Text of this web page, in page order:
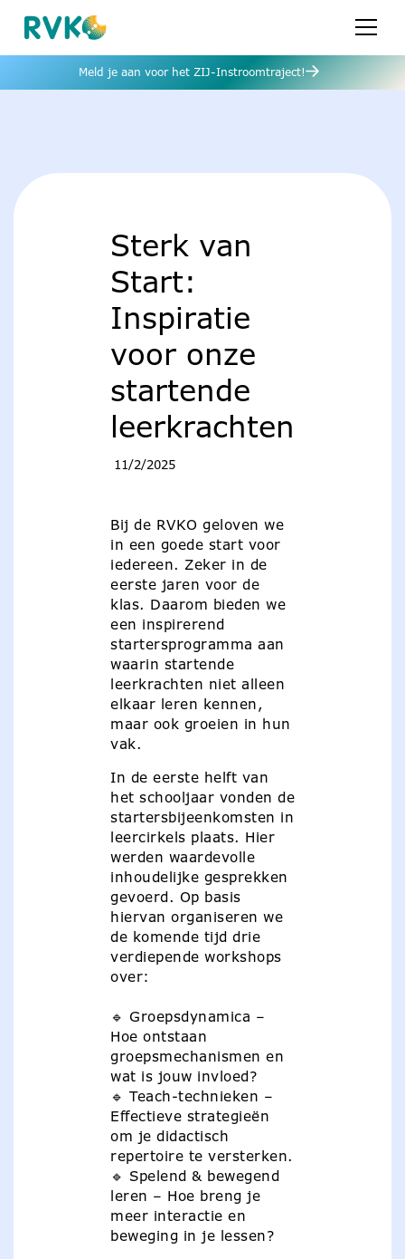
Meld je aan voor het ZIJ-Instroomtraject!
Sterk van
Start:
Inspiratie
voor onze
startende
leerkrachten
11/2/2025
Bij de RVKO geloven we
in een goede start voor
iedereen. Zeker in de
eerste jaren voor de
klas. Daarom bieden we
een inspirerend
startersprogramma aan
waarin startende
leerkrachten niet alleen
elkaar leren kennen,
maar ook groeien in hun
vak.
In de eerste helft van
het schooljaar vonden de
startersbijeenkomsten in
leercirkels plaats. Hier
werden waardevolle
inhoudelijke gesprekken
gevoerd. Op basis
hiervan organiseren we
de komende tijd drie
verdiepende workshops
over:
🔹 Groepsdynamica –
Hoe ontstaan
groepsmechanismen en
wat is jouw invloed?
🔹 Teach-technieken –
Effectieve strategieën
om je didactisch
repertoire te versterken.
🔹 Spelend & bewegend
leren – Hoe breng je
meer interactie en
beweging in je lessen?